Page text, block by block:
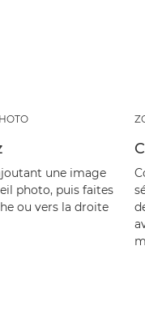
une image
photo, puis faites
ou vers la droite